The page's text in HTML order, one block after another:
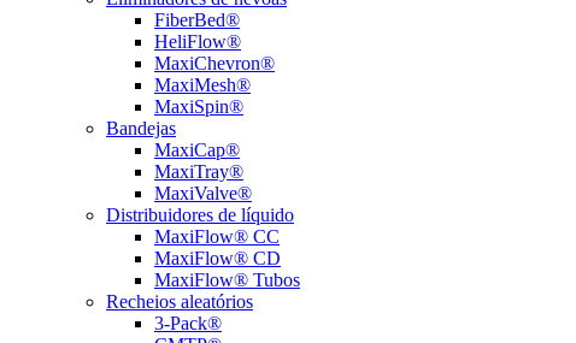
FiberBed®
HeliFlow®
MaxiChevron®
MaxiMesh®
MaxiSpin®
Bandejas
MaxiCap®
MaxiTray®
MaxiValve®
Distribuidores de líquido
MaxiFlow® CC
MaxiFlow® CD
MaxiFlow® Tubos
Recheios aleatórios
3-Pack®